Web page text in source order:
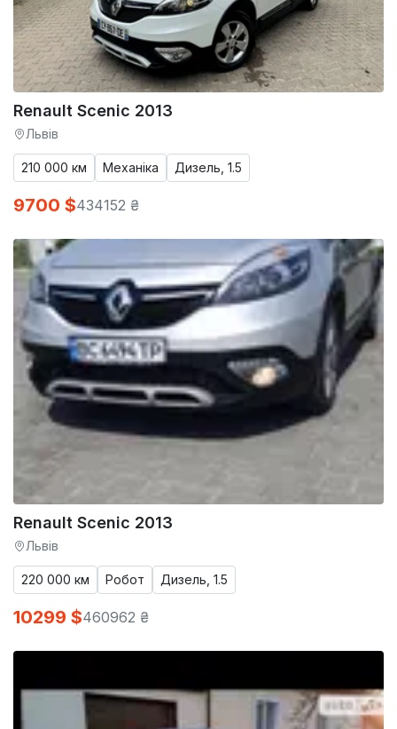
Renault Scenic 2013
Львів
210 000 км Механіка Дизель, 1.5
9700 $434152 ₴
Renault Scenic 2013
Львів
220 000 км Робот Дизель, 1.5
10299 $460962 ₴